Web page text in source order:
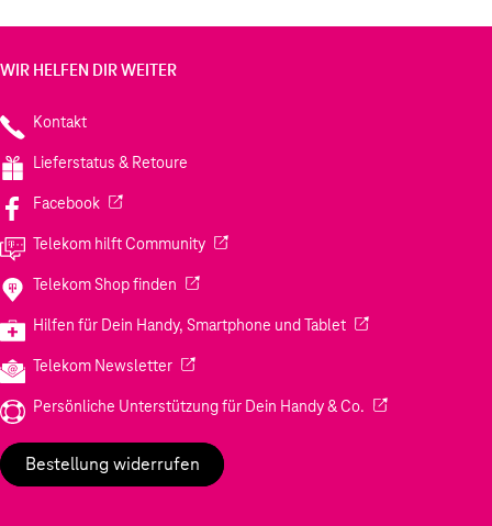
WIR HELFEN DIR WEITER
Kontakt
Lieferstatus & Retoure
Facebook(Wird in einem neuen Tab geöffnet)
Telekom hilft Community(Wird in einem neuen Tab geöffnet)
Telekom Shop finden (Wird in einem neuen Tab geöffnet)
Hilfen für Dein Handy, Smartphone und Tablet(Wird in einem
Telekom Newsletter(Wird in einem neuen Tab geöffnet)
Persönliche Unterstützung für Dein Handy & Co. (Wird in einem
Bestellung widerrufen